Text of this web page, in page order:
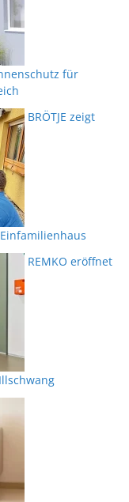
für
BRÖTJE zeigt
REMKO eröffnet